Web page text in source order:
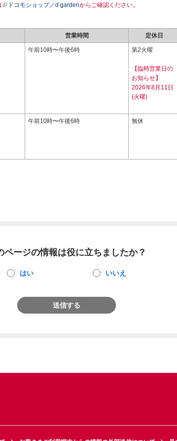
ドコモショップ／d gardenからご確認ください。
営業時間 定休日
午前10時〜午後6時 第2火曜
【臨時営業日の
お知らせ】
2026年8月11日
(火曜)
午前10時〜午後6時 無休
ページの情報は役に立ちましたか？
はい いいえ
送信する